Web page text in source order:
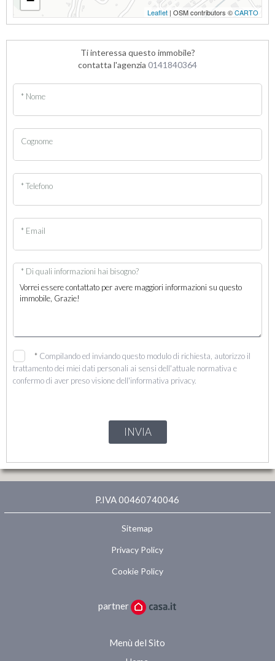
Leaflet | OSM contributors ©CARTO
Ti interessa questo immobile?
contatta l'agenzia 0141840364
* Nome
Cognome
* Telefono
* Email
* Di quali informazioni hai bisogno?
* Compilando ed inviando questo modulo di richiesta, autorizzo il
trattamento dei miei dati personali ai sensi dell'attuale normativa e
confermo di aver preso visione dell'informativa privacy.
INVIA
P.IVA 00460740046
Sitemap
Privacy Policy
Cookie Policy
partner
Menù del Sito